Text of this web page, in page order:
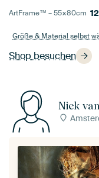
Shop besuchen
ArtFrame™ –55×80cm
Größe & Material selbst
Niek